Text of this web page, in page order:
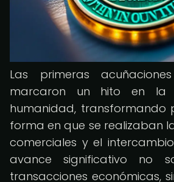
Las primeras
marcaron un hito en la
humanidad, transformando
forma en que se realizaban
comerciales y el
avance significativo no
transacciones económicas,